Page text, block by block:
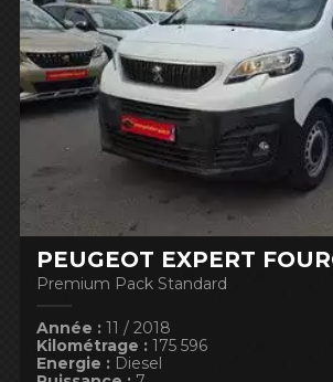
PEUGEOT EXPERT
Premium Pack Standard
Année :11 / 2018
Kilométrage :175 596
Energie :Diesel